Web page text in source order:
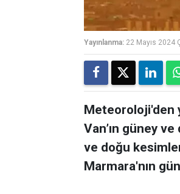
Yayınlanma: 22 Mayıs 2024
Meteoroloji'den
Van’ın güney
ve doğu
Marmara'nın